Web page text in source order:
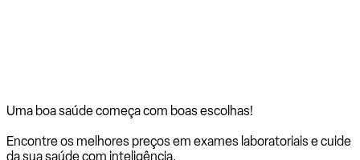
Uma boa saúde começa com boas escolhas!
Encontre os melhores preços em exames laboratoriais e cuide
da sua saúde com inteligência.